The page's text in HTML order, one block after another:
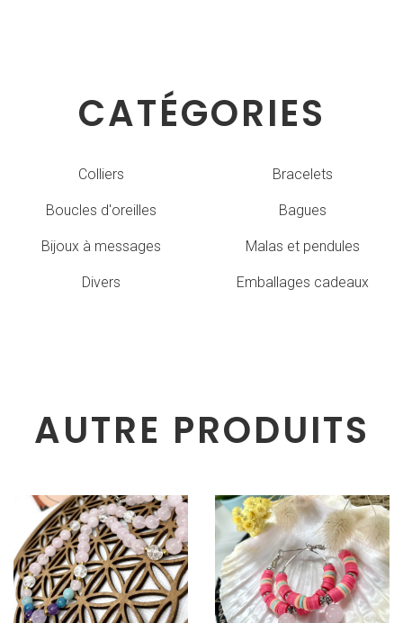
CATÉGORIES
Colliers Bracelets
Boucles d'oreilles Bagues
Bijoux à messages Malas et pendules
Divers Emballages cadeaux
AUTRE PRODUITS